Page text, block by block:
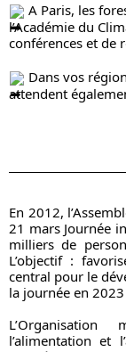
A Paris, les
l’Académie du
conférences et de
Dans vos
attendent
En 2012,
21 mars Journée
milliers de
L’objectif :
central pour le
la journée en
l’alimentation et